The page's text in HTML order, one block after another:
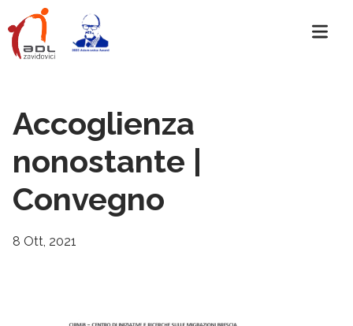
Accoglienza
nonostante |
Convegno
8 Ott, 2021